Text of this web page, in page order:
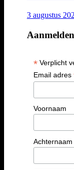
3 augustus
*Verplicht
Email adres
Voornaam
Achternaam